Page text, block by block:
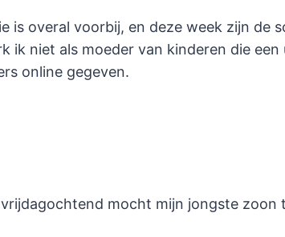
is overal voorbij, en deze week zijn de
ik niet als moeder van kinderen die
online gegeven.
mocht mijn jongste zoon